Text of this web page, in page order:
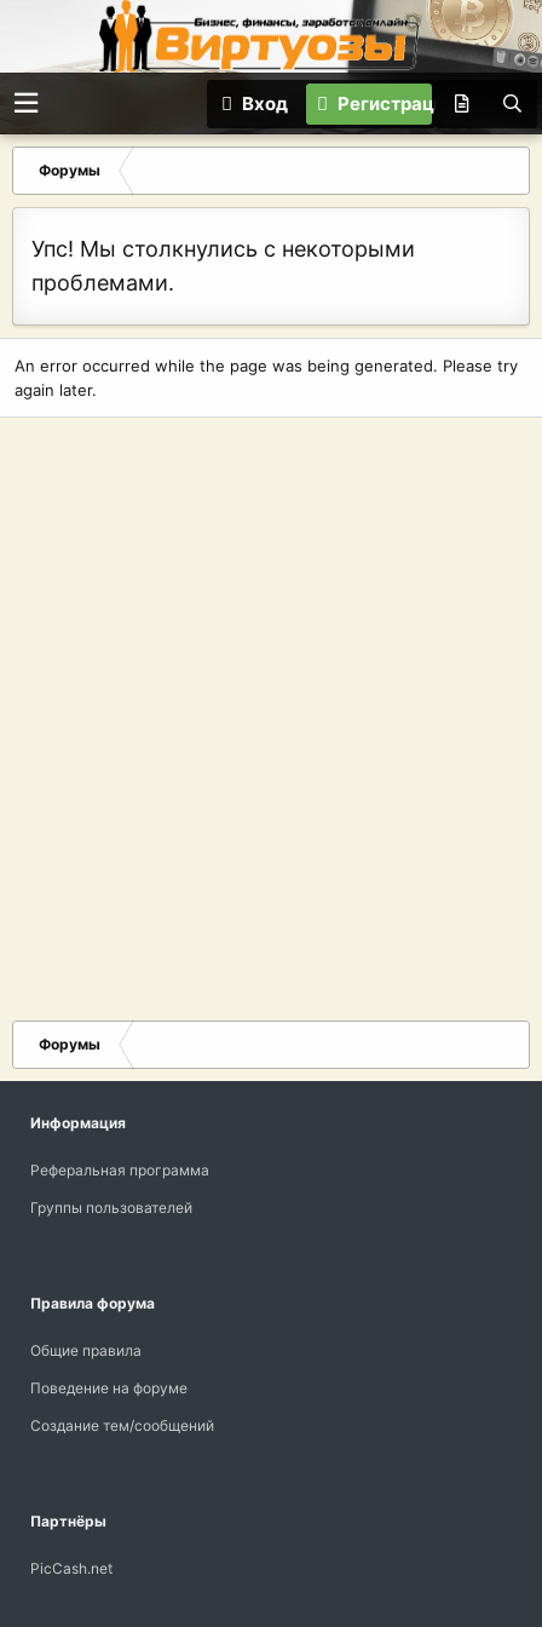
Вход Регистрация
Форумы
Упс! Мы столкнулись с некоторыми
проблемами.
An error occurred while the page was being generated. Please try
again later.
Форумы
Информация
Реферальная программа
Группы пользователей
Правила форума
Общие правила
Поведение на форуме
Создание тем/сообщений
Партнёры
PicCash.net